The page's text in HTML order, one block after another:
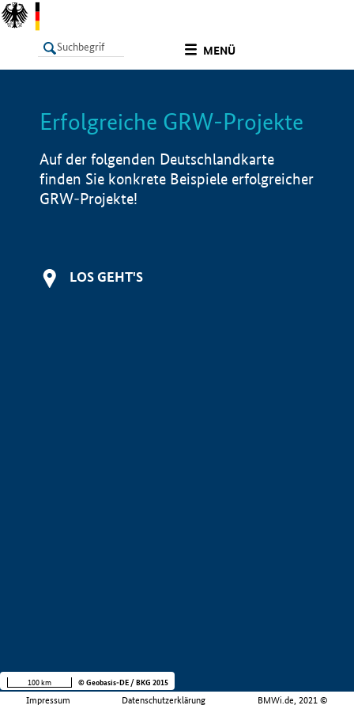
MENÜ
LISTE Info
Erfolgreiche GRW-Projekte
Auf der folgenden Deutschlandkarte
finden Sie konkrete Beispiele erfolgreicher
GRW-Projekte!
LOS GEHT'S
Impressum Datenschutzerklärung BMWi.de, 2021 ©
100 km © Geobasis-DE / BKG 2015